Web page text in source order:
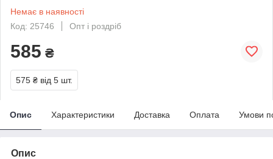
Немає в наявності
Код: 25746
Опт і роздріб
585 ₴
575 ₴ від 5 шт.
Опис Характеристики Доставка Оплата Умови
Опис